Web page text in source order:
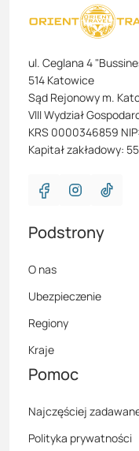
ul. Ceglana 4
514 Katowice
Sąd Rejonowy m.
VIII Wydział
KRS 0000346859
Kapitał zakładowy:
Podstrony
O nas
Ubezpieczenie
Regiony
Kraje
Pomoc
Najczęściej
Polityka prywatności